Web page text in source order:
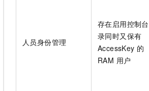
人员身份管理
存在启用控制
录同时又保有
AccessKey 的
RAM 用户
新一代 AI 视频生成模型，深度适配广告营销等场景
人